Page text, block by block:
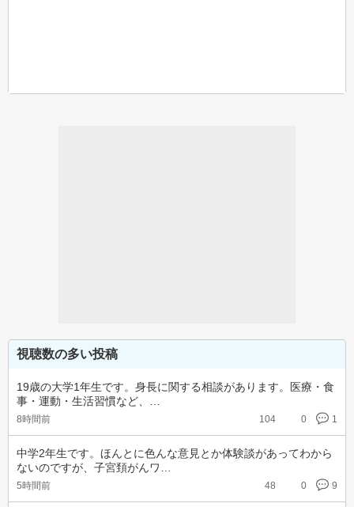
視聴数の多い投稿
19歳の大学1年生です。身長に関する相談があります。医療・食
事・運動・生活習慣など、…
8時間前 104 0 1
中学2年生です。ほんとに色んな意見とか体験談があってわから
ないのですが、子宮頚がんワ…
5時間前 48 0 9